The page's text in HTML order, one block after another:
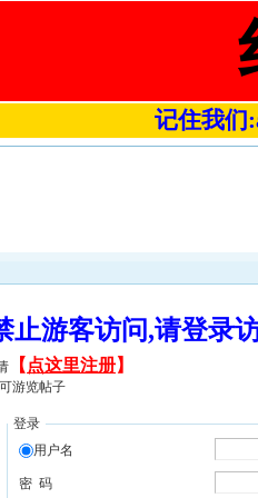
记住我们
止游客访问,请登
【 点这里注册】
游览帖子
登录
用户名
密 码